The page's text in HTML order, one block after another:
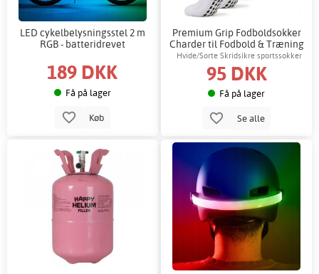
LED cykelbelysningsstel 2 m
RGB - batteridrevet
189 DKK
Få på lager
Køb
Premium Grip Fodboldsokker
Charder til Fodbold & Træning
(4-pak)
Hvide/Sorte Skridsikre sportssokker
95 DKK
Få på lager
Se alle